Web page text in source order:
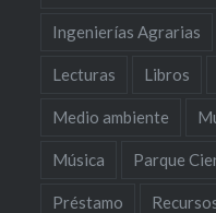
Ingenierías Agrarias
Lecturas Libros
Medio ambiente
Música Parque
Préstamo